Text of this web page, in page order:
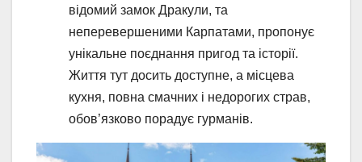
відомий замок Дракули, та
неперевершеними Карпатами, пропонує
унікальне поєднання пригод та історії.
Життя тут досить доступне, а місцева
кухня, повна смачних і недорогих страв,
обов’язково порадує гурманів.